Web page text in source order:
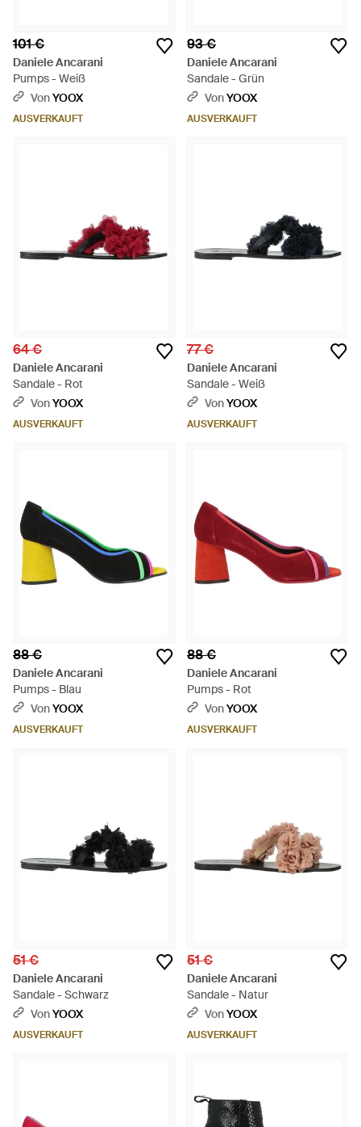
101 €
Daniele Ancarani
Pumps - Weiß
VonYOOX
AUSVERKAUFT
93 €
Daniele Ancarani
Sandale - Grün
VonYOOX
AUSVERKAUFT
64 €
Daniele Ancarani
Sandale - Rot
VonYOOX
AUSVERKAUFT
77 €
Daniele Ancarani
Sandale - Weiß
VonYOOX
AUSVERKAUFT
88 €
Daniele Ancarani
Pumps - Blau
VonYOOX
AUSVERKAUFT
88 €
Daniele Ancarani
Pumps - Rot
VonYOOX
AUSVERKAUFT
51 €
Daniele Ancarani
Sandale - Schwarz
VonYOOX
AUSVERKAUFT
51 €
Daniele Ancarani
Sandale - Natur
VonYOOX
AUSVERKAUFT